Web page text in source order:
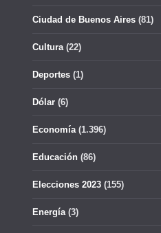
Ciudad de Buenos Aires (81)
Cultura(22)
Deportes (1)
Dólar (6)
Economía(1.396)
Educación (86)
Elecciones 2023 (155)
Energía(3)